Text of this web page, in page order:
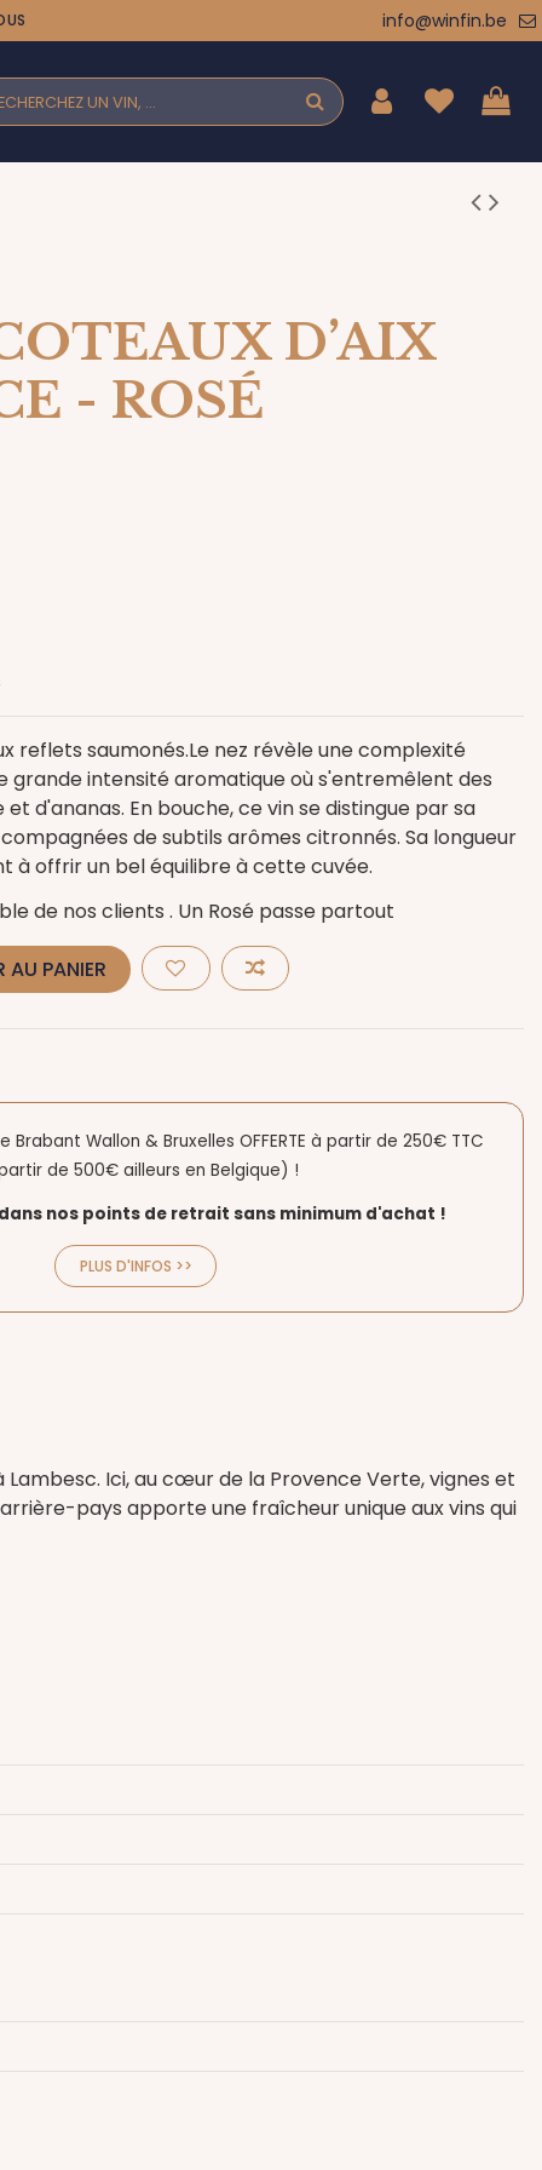
info@winfin.be
D’AIX
- ROSÉ
reflets saumonés.Le nez révèle une complexité
grande intensité aromatique où s'entremêlent des
d'ananas. En bouche, ce vin se distingue par sa
de subtils arômes citronnés. Sa longueur
à offrir un bel équilibre à cette cuvée.
de nos clients . Un Rosé passe partout
AU PANIER
Brabant Wallon & Bruxelles OFFERTE à partir de 250€ TTC
de 500€ ailleurs en Belgique) !
dans nos points de retrait sans minimum d'achat !
PLUS D'INFOS >>
Ici, au cœur de la Provence Verte, vignes et
pays apporte une fraîcheur unique aux vins qui